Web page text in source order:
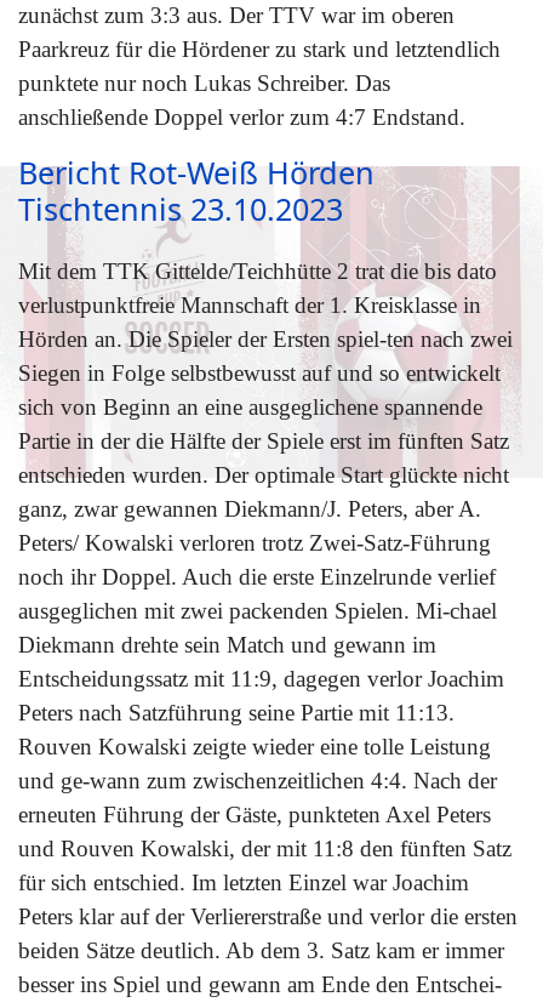
zunächst zum 3:3 aus. Der TTV war im oberen
Paarkreuz für die Hördener zu stark und letztendlich
punktete nur noch Lukas Schreiber. Das
anschließende Doppel verlor zum 4:7 Endstand.
Bericht Rot-Weiß Hörden
Tischtennis 23.10.2023
Mit dem TTK Gittelde/Teichhütte 2 trat die bis dato
verlustpunktfreie Mannschaft der 1. Kreisklasse in
Hörden an. Die Spieler der Ersten spiel-ten nach zwei
Siegen in Folge selbstbewusst auf und so entwickelt
sich von Beginn an eine ausgeglichene spannende
Partie in der die Hälfte der Spiele erst im fünften Satz
entschieden wurden. Der optimale Start glückte nicht
ganz, zwar gewannen Diekmann/J. Peters, aber A.
Peters/ Kowalski verloren trotz Zwei-Satz-Führung
noch ihr Doppel. Auch die erste Einzelrunde verlief
ausgeglichen mit zwei packenden Spielen. Mi-chael
Diekmann drehte sein Match und gewann im
Entscheidungssatz mit 11:9, dagegen verlor Joachim
Peters nach Satzführung seine Partie mit 11:13.
Rouven Kowalski zeigte wieder eine tolle Leistung
und ge-wann zum zwischenzeitlichen 4:4. Nach der
erneuten Führung der Gäste, punkteten Axel Peters
und Rouven Kowalski, der mit 11:8 den fünften Satz
für sich entschied. Im letzten Einzel war Joachim
Peters klar auf der Verliererstraße und verlor die ersten
beiden Sätze deutlich. Ab dem 3. Satz kam er immer
besser ins Spiel und gewann am Ende den Entschei-